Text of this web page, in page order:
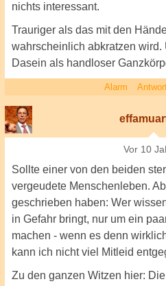
nichts interessant.
Trauriger als das mit den
wahrscheinlich abkratzen wird.
Dasein als handloser
Alarm
Vor 10
Sollte einer von den beiden
vergeudete Menschenleben.
geschrieben haben: Wer
in Gefahr bringt, nur um ein
machen - wenn es denn
kann ich nicht viel Mitleid
Zu den ganzen Witzen hier: